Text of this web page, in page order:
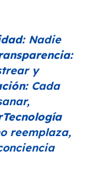
Nadie
y
Cada
Tecnología
reemplaza,